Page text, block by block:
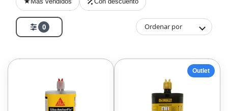
0 Ordenar por
Outlet